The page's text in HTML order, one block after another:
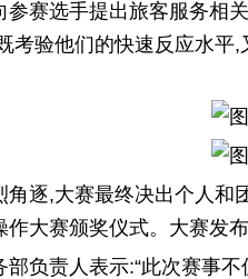
参赛选手提出旅客服务相
考验他们的快速反应水平
角逐,大赛最终决出个人和
大赛颁奖仪式。大赛发
部负责人表示:“此次赛事